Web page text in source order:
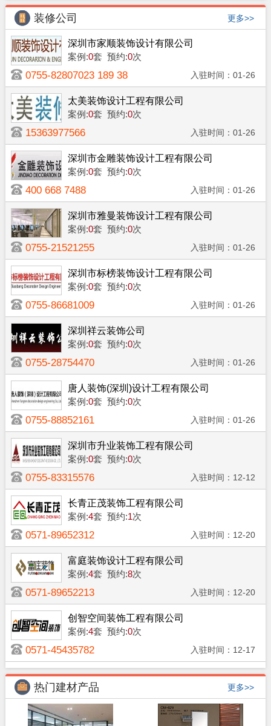
装修公司 更多>>
深圳市家顺装饰设计有限公司
案例:0套 预约:0次
0755-82807023 189 38
90 0876
入驻时间：01-26
太美装饰设计工程有限公司
案例:0套 预约:0次
15363977566 入驻时间：01-26
深圳市金雕装饰设计工程有限公司
案例:0套 预约:0次
400 668 7488 入驻时间：01-26
深圳市雅曼装饰设计工程有限公司
案例:0套 预约:0次
0755-21521255 入驻时间：01-26
深圳市标榜装饰设计工程有限公司
案例:0套 预约:0次
0755-86681009 入驻时间：01-26
深圳祥云装饰公司
案例:0套 预约:0次
0755-28754470 入驻时间：01-26
唐人装饰(深圳)设计工程有限公司
案例:0套 预约:0次
0755-88852161 入驻时间：01-26
深圳市升业装饰工程有限公司
案例:0套 预约:0次
0755-83315576 入驻时间：12-12
长青正茂装饰工程有限公司
案例:4套 预约:1次
0571-89652312 入驻时间：12-20
富庭装饰设计工程有限公司
案例:4套 预约:8次
0571-89652213 入驻时间：12-20
创智空间装饰工程有限公司
案例:4套 预约:0次
0571-45435782 入驻时间：12-17
热门建材产品 更多>>